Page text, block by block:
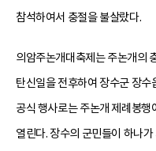
참석하여서 충절을 불살랐다.
의암주논개대축제는 주논개의
탄신일을 전후하여 장수군 장
공식 행사로는 주논개 제례봉
열린다. 장수의 군민들이 하나